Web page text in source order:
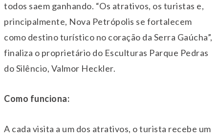
todos saem ganhando. “Os atrativos, os turistas e,
principalmente, Nova Petrópolis se fortalecem
como destino turístico no coração da Serra Gaúcha”,
finaliza o proprietário do Esculturas Parque Pedras
do Silêncio, Valmor Heckler.
Como funciona:
A cada visita a um dos atrativos, o turista recebe um